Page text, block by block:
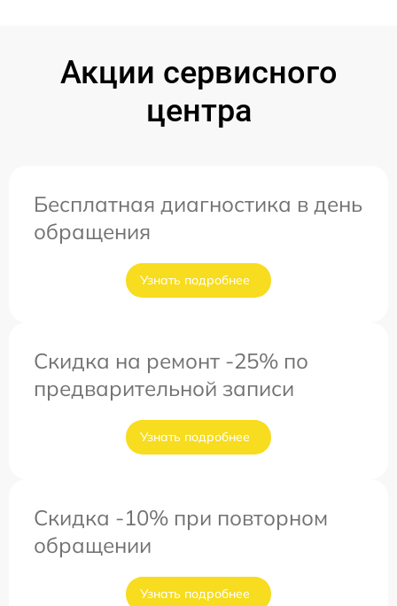
Акции сервисного
центра
Бесплатная диагностика в день
обращения
Узнать подробнее
Скидка на ремонт -25% по
предварительной записи
Узнать подробнее
Скидка -10% при повторном
обращении
Узнать подробнее